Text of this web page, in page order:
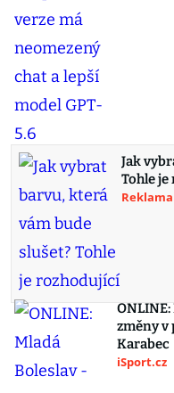
Jak
Tohle
Reklama
změny v
Karabec
iSport.cz